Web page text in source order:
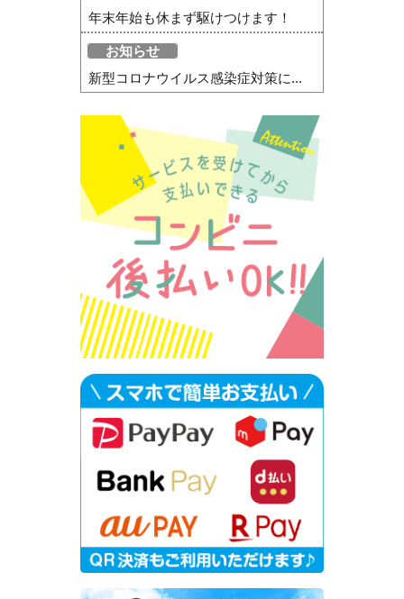
年末年始も休まず駆けつけます！
お知らせ
新型コロナウイルス感染症対策に...